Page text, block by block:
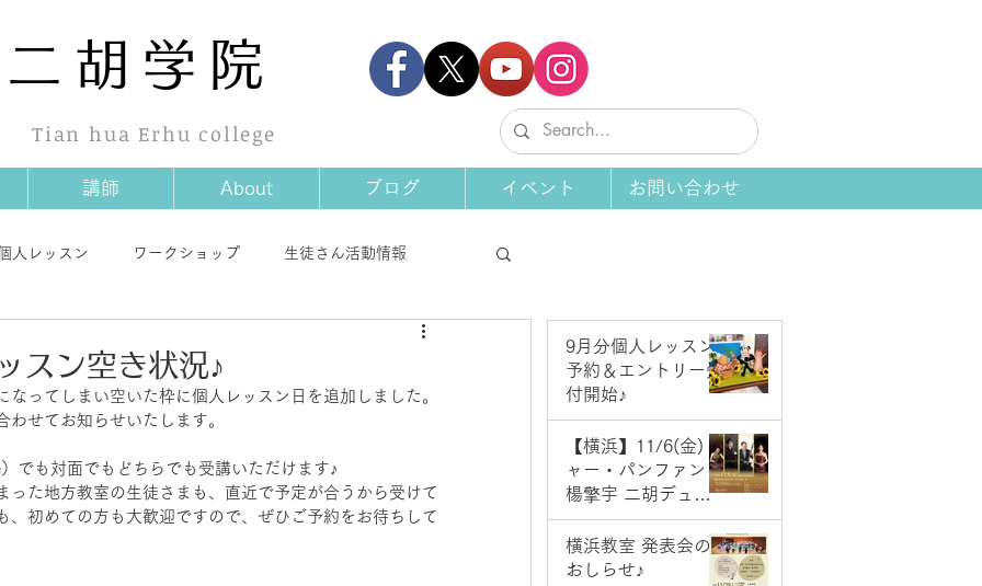
二胡学院
Tian hua Erhu college
講師 About ブログ イベント お問い合わせ
人レッスン ワークショップ 生徒さん活動情報
スン空き状況♪
なってしまい空いた枠に個人レッスン日を追加しました。
せてお知らせいたします。
でも対面でもどちらでも受講いただけます♪
った地方教室の生徒さまも、直近で予定が合うから受けて
、初めての方も大歓迎ですので、ぜひご予約をお待ちして
9月分個人レッスン
予約＆エントリー受
付開始♪
【横浜】11/6(金) ジ
ャー・パンファン＆
楊擎宇 二胡デュオ
コンサート
横浜教室 発表会の
おしらせ♪